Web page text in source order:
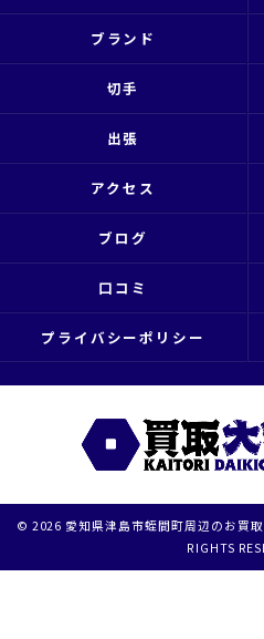
ブランド
切手
出張
アクセス
ブログ
口コミ
プライバシーポリシー
© 2026 愛知県津島市蛭間町周辺のお買
RIGHTS